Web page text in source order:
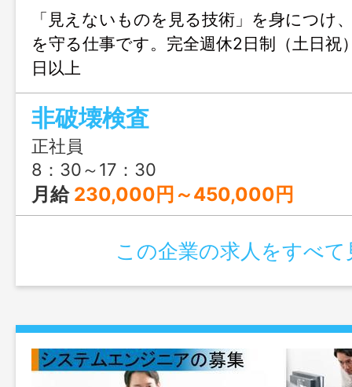
「見えないものを見る技術」を身につけ
を守る仕事です。完全週休2日制（土日祝
日以上
非破壊検査
正社員
8：30～17：30
月給 230,000円～450,000円
この企業の求人をすべて